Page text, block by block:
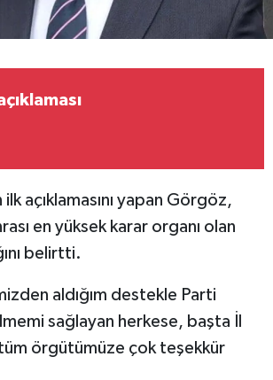
açıklamasını yapan Görgöz,
en yüksek karar organı olan
belirtti.
aldığım destekle Parti
sağlayan herkese, başta İl
örgütümüze çok teşekkür